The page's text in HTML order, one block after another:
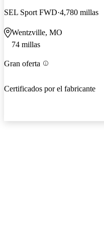
SEL Sport FWD 4,780 millas
Wentzville, MO
74 millas
Gran oferta
Certificados por el fabricante